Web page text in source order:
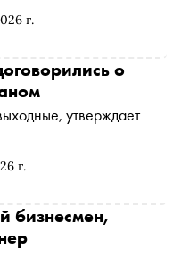
г.
г.
о
утверждает
бизнесмен,